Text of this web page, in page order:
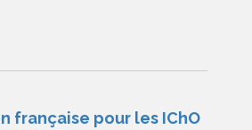
française pour les IChO